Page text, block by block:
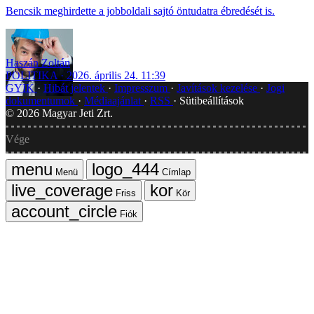
Bencsik meghirdette a jobboldali sajtó öntudatra ébredését is.
Haszán Zoltán
POLITIKA
2026. április 24. 11:39
GYIK
Hibát jelentek Impresszum Javítások kezelése
Jogi
dokumentumok
Médiaajánlat RSS
Sütibeállítások
© 2026 Magyar Jeti Zrt.
Vége
Menü
Címlap
Friss
Kör
Fiók